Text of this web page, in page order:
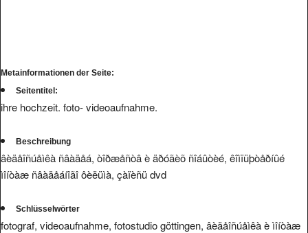
Metainformationen der Seite:
Seitentitel:
ihre hochzeit. foto- videoaufnahme.
Beschreibung
âèäåîñúåìêà ñâàäåá, òîðæåñòâ è äðóãèõ ñîáûòèé, êîìïüþòåðíûé
ìîíòàæ ñâàäåáíîãî ôèëüìà, çàïèñü dvd
Schlüsselwörter
fotograf, videoaufnahme, fotostudio göttingen, âèäåîñúåìêà è ìîíòàæ